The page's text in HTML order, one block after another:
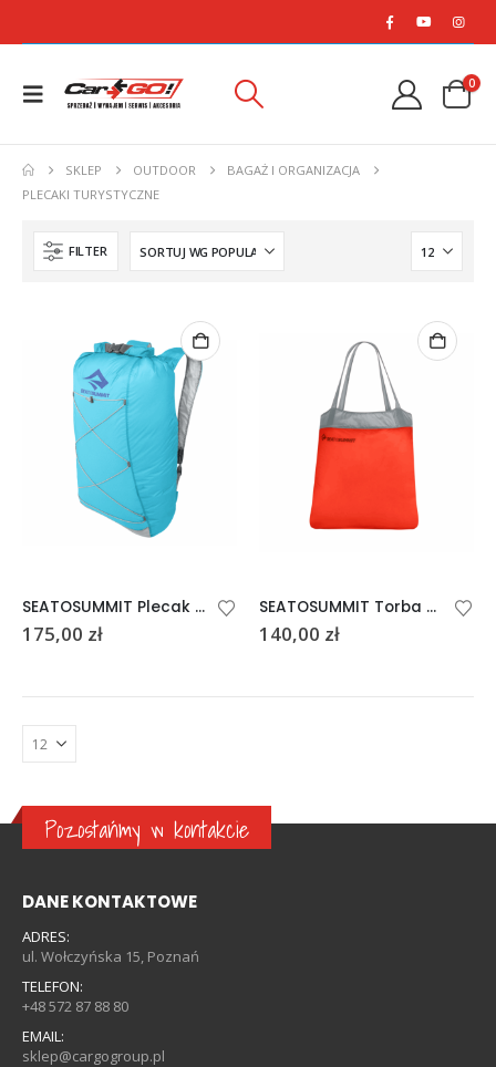
0
SKLEP OUTDOOR
BAGAŻ I ORGANIZACJA
PLECAKI TURYSTYCZNE
FILTER
SEATOSUMMIT Plecak Lekki 22L Błętkitno-szary Blue Atoll
175,00 zł
SEATOSUMMIT Torba na zakupy 30L Pomarańczowa Lekka Wytrzymała
140,00 zł
Pozostańmy w kontakcie
DANE KONTAKTOWE
ADRES:
ul. Wołczyńska 15, Poznań
TELEFON:
+48 572 87 88 80
EMAIL:
sklep@cargogroup.pl